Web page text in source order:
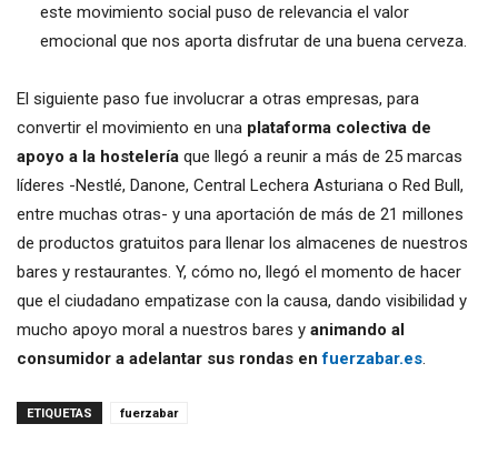
este movimiento social puso de relevancia el valor
emocional que nos aporta disfrutar de una buena cerveza.
El siguiente paso fue involucrar a otras empresas, para
convertir el movimiento en una plataforma colectiva de
apoyo a la hostelería que llegó a reunir a más de 25 marcas
líderes -Nestlé, Danone, Central Lechera Asturiana o Red Bull,
entre muchas otras- y una aportación de más de 21 millones
de productos gratuitos para llenar los almacenes de nuestros
bares y restaurantes. Y, cómo no, llegó el momento de hacer
que el ciudadano empatizase con la causa, dando visibilidad y
mucho apoyo moral a nuestros bares y animando al
consumidor a adelantar sus rondas enfuerzabar.es.
ETIQUETAS fuerzabar